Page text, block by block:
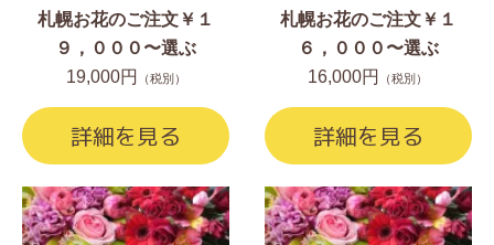
札幌お花のご注文￥１
９，０００〜選ぶ
19,000円
（税別）
詳細を見る
札幌お花のご注文￥１
６，０００〜選ぶ
16,000円
（税別）
詳細を見る